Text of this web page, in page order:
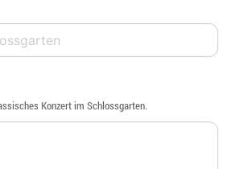
Konzert im Schlossgarten.